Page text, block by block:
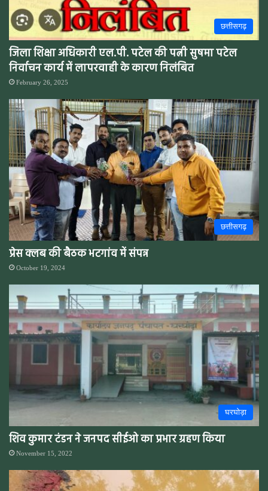
छत्तीसगढ़
जिला शिक्षा अधिकारी एल.पी. पटेल की पत्नी सुषमा पटेल
निर्वाचन कार्य में लापरवाही के कारण निलंबित
February 26, 2025
छत्तीसगढ़
प्रेस क्लब की बैठक भटगांव में संपन्न
October 19, 2024
घरघोड़ा
शिव कुमार टंडन ने जनपद सीईओ का प्रभार ग्रहण किया
November 15, 2022